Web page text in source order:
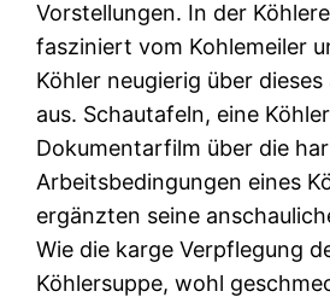
Vorstellungen. In der
fasziniert vom Kohlemeiler
Köhler neugierig über
aus. Schautafeln, eine
Dokumentarfilm über die
Arbeitsbedingungen eines
ergänzten seine
Wie die karge Verpflegung
Köhlersuppe, wohl